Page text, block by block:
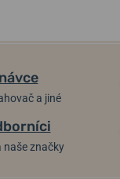
a jiné
naše značky